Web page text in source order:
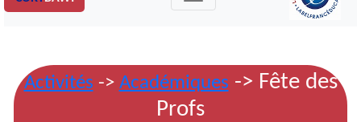
Activités -> Académiques -> Fête des
Profs